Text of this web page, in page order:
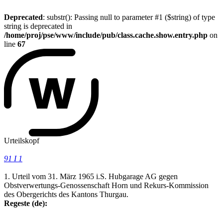
Deprecated: substr(): Passing null to parameter #1 ($string) of type
string is deprecated in
/home/proj/pse/www/include/pub/class.cache.show.entry.php on
line 67
Urteilskopf
91 I 1
1. Urteil vom 31. März 1965 i.S. Hubgarage AG gegen
Obstverwertungs-Genossenschaft Horn und Rekurs-Kommission
des Obergerichts des Kantons Thurgau.
Regeste (de):